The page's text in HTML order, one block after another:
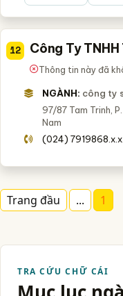
12 Công Ty
Thông tin này đã
NGÀNH: công ty
97/87 Tam Trinh,
Nam
(024)
Trang đầu ... 1
TRA CỨU CHỮ CÁI